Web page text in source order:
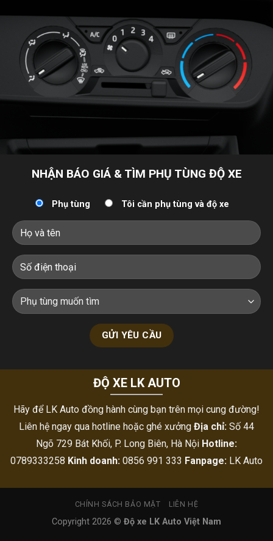
NHẬN BÁO GIÁ & TÌM PHỤ TÙNG ĐỘ XE
Phụ tùng Tôi cần phụ tùng và độ xe
ĐỘ XE LK AUTO
Hãy để LK Auto đồng hành cùng bạn trên mọi cung đường!
Liên hệ ngay qua hotline hoặc ghé xưởng Địa chỉ: Số 44
Ngõ 729 Bát Khối, P. Long Biên, Hà Nội Hotline:
0789333258 Kinh doanh: 0856 991 333 Fanpage: LK Auto
CHÍNH SÁCH BẢO MẬT LIÊN HỆ
Copyright 2026 © Độ xe LK Auto Việt Nam